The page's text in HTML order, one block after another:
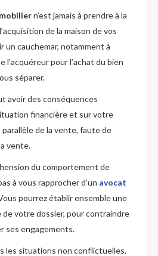
n’est jamais à prendre à la
de la maison de vos
un cauchemar, notamment à
l’acquéreur pour l’achat du bien
séparer.
avoir des conséquences
financière et sur votre
de la vente, faute de
vente.
du comportement de
à vous rapprocher d’un avocat
pourrez établir ensemble une
votre dossier, pour contraindre
ses engagements.
les situations non conflictuelles,